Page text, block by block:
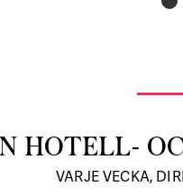
HOTELL-
VARJE VECKA,